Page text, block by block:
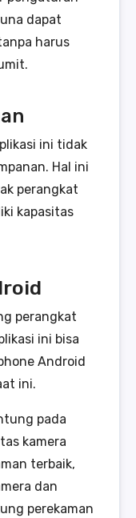
dapat
harus
ini tidak
Hal ini
perangkat
kapasitas
perangkat
ini bisa
Android
ini.
pada
kamera
terbaik,
dan
perekaman